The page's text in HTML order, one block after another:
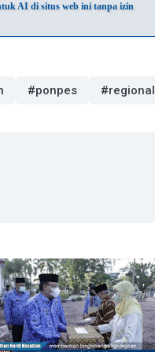
AI di situs web ini tanpa izin
#ponpes #regional